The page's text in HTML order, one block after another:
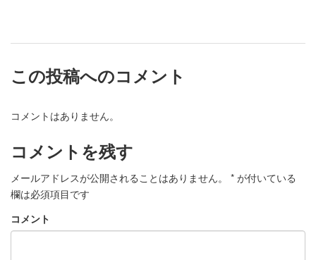
この投稿へのコメント
コメントはありません。
コメントを残す
メールアドレスが公開されることはありません。 * が付いている
欄は必須項目です
コメント